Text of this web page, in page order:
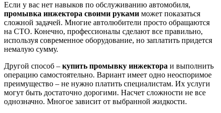
Если у вас нет навыков по обслуживанию автомобиля,
промывка инжектора своими руками может показаться
сложной задачей. Многие автолюбители просто обращаются
на СТО. Конечно, профессионалы сделают все правильно,
используя современное оборудование, но заплатить придется
немалую сумму.
Другой способ – купить промывку инжектора и выполнить
операцию самостоятельно. Вариант имеет одно неоспоримое
преимущество – не нужно платить специалистам. Их услуги
могут быть достаточно дорогими. Насчет сложности не все
однозначно. Многое зависит от выбранной жидкости.